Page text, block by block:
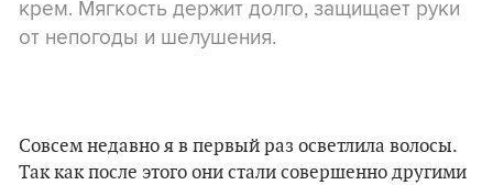
крем. Мягкость держит долго, защищает руки
от непогоды и шелушения.
Совсем недавно я в первый раз осветлила волосы.
Так как после этого они стали совершенно другими